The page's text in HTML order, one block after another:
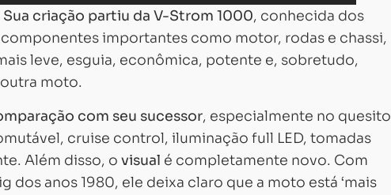
Sua criação partiu da V-Strom 1000, conhecida dos
importantes como motor, rodas e chassi,
leve, esguia, econômica, potente e, sobretudo,
moto.
com seu sucessor, especialmente no quesito
cruise control, iluminação full LED, tomadas
Além disso, o visual é completamente novo. Com
dos anos 1980, ele deixa claro que a moto está ‘mais